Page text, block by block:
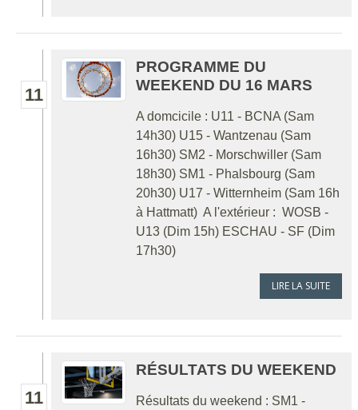
11
PROGRAMME DU
WEEKEND DU 16 MARS
A domcicile : U11 - BCNA (Sam
14h30) U15 - Wantzenau (Sam
16h30) SM2 - Morschwiller (Sam
18h30) SM1 - Phalsbourg (Sam
20h30) U17 - Witternheim (Sam 16h
à Hattmatt) A l'extérieur : WOSB -
U13 (Dim 15h) ESCHAU - SF (Dim
17h30)
LIRE LA SUITE
11
RÉSULTATS DU WEEKEND
Résultats du weekend : SM1 -